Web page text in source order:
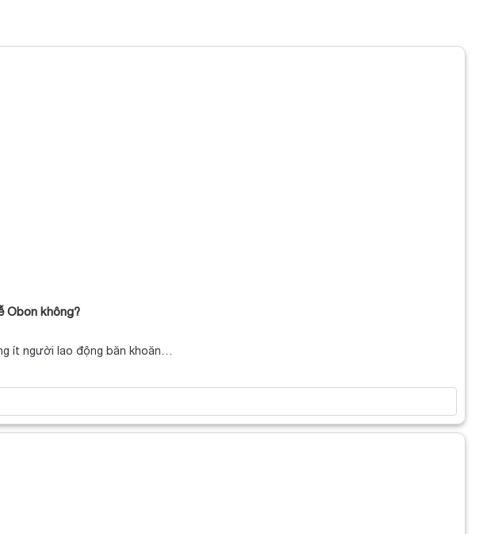
Obon không?
ít người lao động băn khoăn…